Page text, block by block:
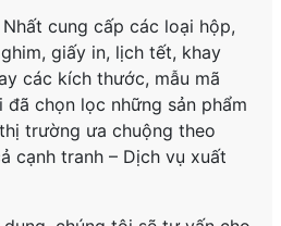
cung cấp các loại hộp,
giấy in, lịch tết, khay
các kích thước, mẫu mã
đã chọn lọc những sản phẩm
trường ưa chuộng theo
cạnh tranh – Dịch vụ xuất